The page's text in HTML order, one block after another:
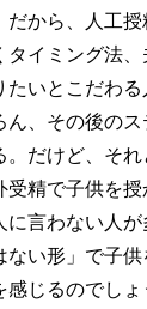
だから、人工
タイミング法
たいとこだわ
ん、その後の
。だけど、それ
受精で子供を
に言わない人
ない形」で子供
感じるのでしょ